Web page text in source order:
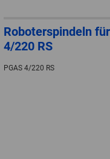
Roboterspindeln
4/220 RS
PGAS 4/220 RS